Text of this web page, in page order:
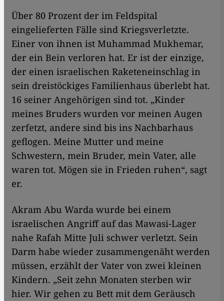
Über 80 Prozent der im Feldspital
eingelieferten Fälle sind Kriegsverletzte.
Einer von ihnen ist Muhammad Mukhemar,
der ein Bein verloren hat. Er ist der einzige,
der einen israelischen Raketeneinschlag in
sein dreistöckiges Familienhaus überlebt hat.
16 seiner Angehörigen sind tot. „Kinder
meines Bruders wurden vor meinen Augen
zerfetzt, andere sind bis ins Nachbarhaus
geflogen. Meine Mutter und meine
Schwestern, mein Bruder, mein Vater, alle
waren tot. Mögen sie in Frieden ruhen“, sagt
er.
Akram Abu Warda wurde bei einem
israelischen Angriff auf das Mawasi-Lager
nahe Rafah Mitte Juli schwer verletzt. Sein
Darm habe wieder zusammengenäht werden
müssen, erzählt der Vater von zwei kleinen
Kindern. „Seit zehn Monaten sterben wir
hier. Wir gehen zu Bett mit dem Geräusch